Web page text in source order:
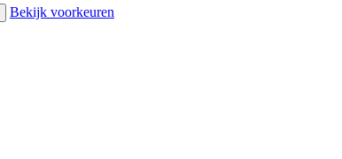
Bekijk voorkeuren